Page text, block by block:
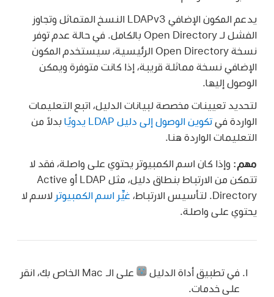
يدعم المكون الإضافي LDAPv3 النسخ المتماثل وتجاوز
الفشل لـ Open Directory بالكامل. في حالة عدم توفر
نسخة Open Directory الرئيسية، سيستخدم المكون
الإضافي نسخة مماثلة قريبة، إذا كانت متوفرة ويمكن
الوصول إليها.
لتحديد تعيينات مخصصة لبيانات الدليل، اتبع التعليمات
الواردة فيتكوين الوصول إلى دليل LDAP يدويًا
بدلاً من
التعليمات الواردة هنا.
مهم:وإذا كان اسم الكمبيوتر يحتوي على واصلة، فقد لا
تتمكن من الارتباط بنطاق دليل، مثل LDAP أو Active
Directory. لتأسيس الارتباط،
غيِّر اسم الكمبيوترلاسم لا
يحتوي على واصلة.
في تطبيق أداة الدليل
على الـ Mac الخاص بك، انقر
على خدمات.